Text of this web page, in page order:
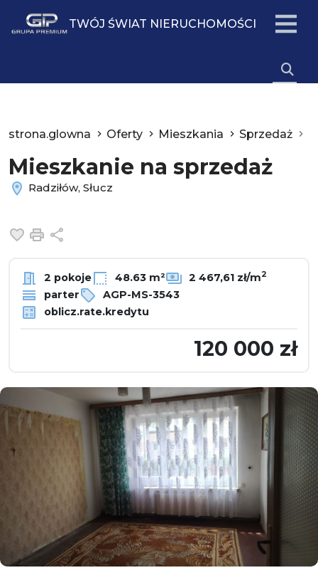
TWÓJ ŚWIAT NIERUCHOMOŚCI
strona.glowna Oferty Mieszkania Sprzedaż
Mieszkanie na sprzedaż
Radziłów, Słucz
Dodaj do ulubionych
Drukuj
2 pokoje 48.63 m² 2 467,61 zł/m2
parter
AGP-MS-3543
oblicz.rate.kredytu
120 000 zł